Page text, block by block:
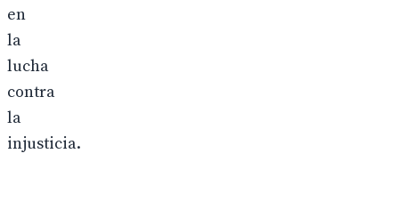
en
la
lucha
contra
la
injusticia.